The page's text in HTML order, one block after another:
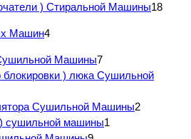
) Стиральной Машины18
Машин4
Машины7
блокировки ) люка Сушильной
Сушильной Машины2
сушильной машины1